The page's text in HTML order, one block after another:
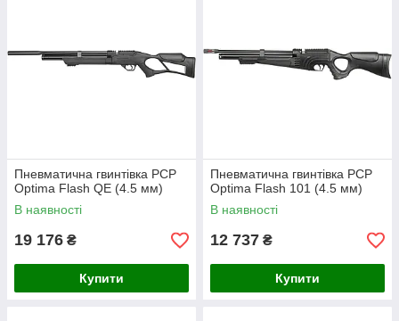
Пневматична гвинтівка PCP
Optima Flash QE (4.5 мм)
В наявності
19 176 ₴
Купити
Пневматична гвинтівка PCP
Optima Flash 101 (4.5 мм)
В наявності
12 737 ₴
Купити